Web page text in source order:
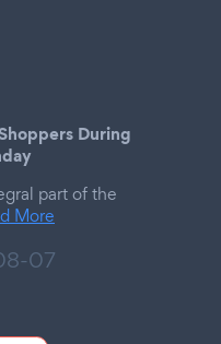
During
part of the
More
07